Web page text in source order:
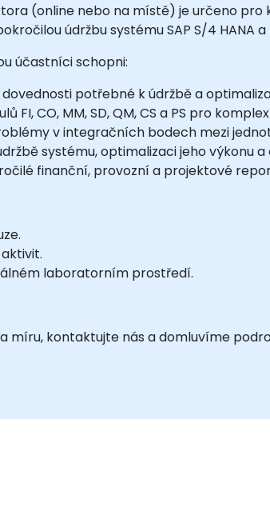
(online nebo na místě) je určeno
údržbu systému SAP S/4 HANA
účastníci schopni:
potřebné k údržbě a
FI, CO, MM, SD, QM, CS a PS pro
v integračních bodech mezi
systému, optimalizaci jeho výkonu
finanční, provozní a projektové
laboratorním prostředí.
míru, kontaktujte nás a domluvíme